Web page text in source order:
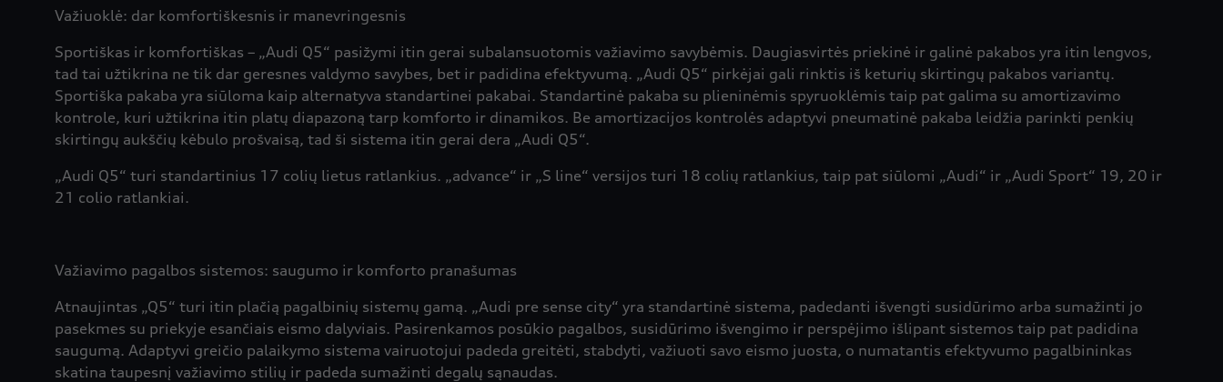
Važiuoklė: dar komfortiškesnis ir manevringesnis
Sportiškas ir komfortiškas – „Audi Q5“ pasižymi itin gerai subalansuotomis važiavimo savybėmis. Daugiasvirtės priekinė ir galinė pakabos yra itin lengvos,
tad tai užtikrina ne tik dar geresnes valdymo savybes, bet ir padidina efektyvumą. „Audi Q5“ pirkėjai gali rinktis iš keturių skirtingų pakabos variantų.
Sportiška pakaba yra siūloma kaip alternatyva standartinei pakabai. Standartinė pakaba su plieninėmis spyruoklėmis taip pat galima su amortizavimo
kontrole, kuri užtikrina itin platų diapazoną tarp komforto ir dinamikos. Be amortizacijos kontrolės adaptyvi pneumatinė pakaba leidžia parinkti penkių
skirtingų aukščių kėbulo prošvaisą, tad ši sistema itin gerai dera „Audi Q5“.
„Audi Q5“ turi standartinius 17 colių lietus ratlankius. „advance“ ir „S line“ versijos turi 18 colių ratlankius, taip pat siūlomi „Audi“ ir „Audi Sport“ 19, 20 ir
21 colio ratlankiai.
Važiavimo pagalbos sistemos: saugumo ir komforto pranašumas
Atnaujintas „Q5“ turi itin plačią pagalbinių sistemų gamą. „Audi pre sense city“ yra standartinė sistema, padedanti išvengti susidūrimo arba sumažinti jo
pasekmes su priekyje esančiais eismo dalyviais. Pasirenkamos posūkio pagalbos, susidūrimo išvengimo ir perspėjimo išlipant sistemos taip pat padidina
saugumą. Adaptyvi greičio palaikymo sistema vairuotojui padeda greitėti, stabdyti, važiuoti savo eismo juosta, o numatantis efektyvumo pagalbininkas
skatina taupesnį važiavimo stilių ir padeda sumažinti degalų sąnaudas.